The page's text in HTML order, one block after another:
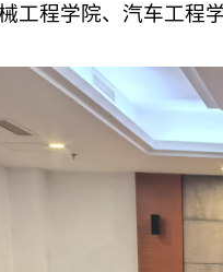
工程学院、汽车工程